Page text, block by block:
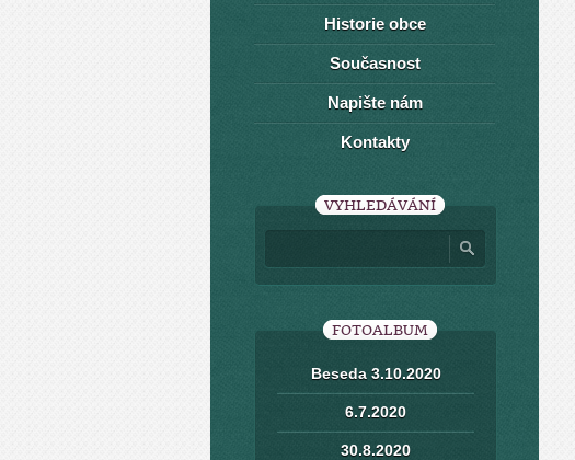
Historie obce
Současnost
Napište nám
Kontakty
VYHLEDÁVÁNÍ
FOTOALBUM
Beseda 3.10.2020
6.7.2020
30.8.2020